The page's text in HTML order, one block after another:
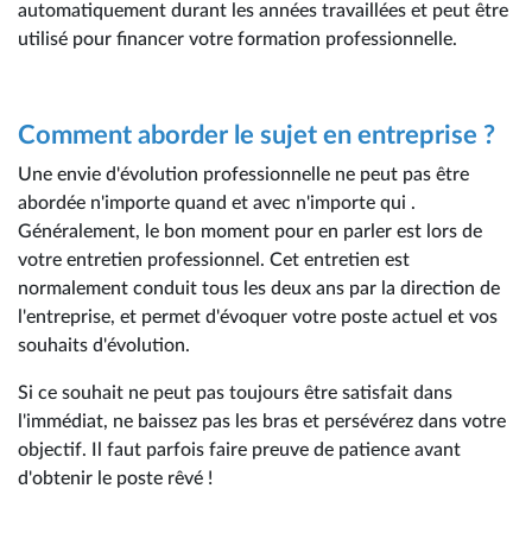
automatiquement durant les années travaillées et peut être
utilisé pour financer votre formation professionnelle.
Comment aborder le sujet en entreprise ?
Une envie d'évolution professionnelle ne peut pas être
abordée n'importe quand et avec n'importe qui .
Généralement, le bon moment pour en parler est lors de
votre entretien professionnel. Cet entretien est
normalement conduit tous les deux ans par la direction de
l'entreprise, et permet d'évoquer votre poste actuel et vos
souhaits d'évolution.
Si ce souhait ne peut pas toujours être satisfait dans
l'immédiat, ne baissez pas les bras et persévérez dans votre
objectif. Il faut parfois faire preuve de patience avant
d'obtenir le poste rêvé !